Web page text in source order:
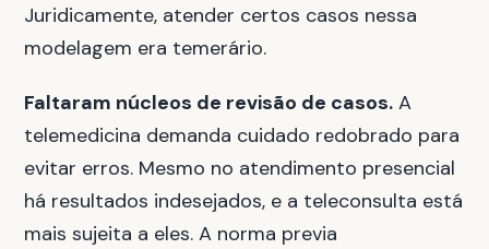
Juridicamente, atender certos casos nessa
modelagem era temerário.
Faltaram núcleos de revisão de casos. A
telemedicina demanda cuidado redobrado para
evitar erros. Mesmo no atendimento presencial
há resultados indesejados, e a teleconsulta está
mais sujeita a eles. A norma previa